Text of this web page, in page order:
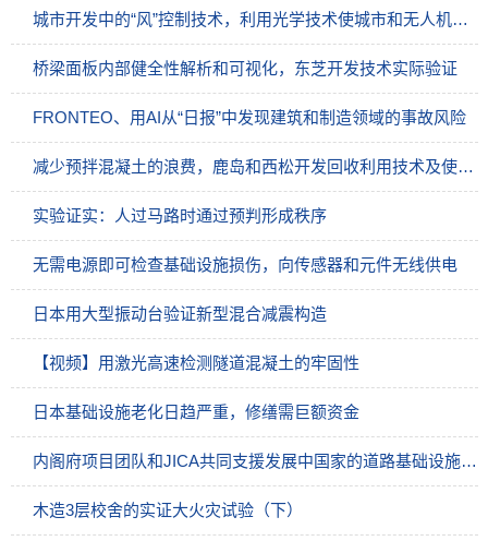
城市开发中的“风”控制技术，利用光学技术使城市和无人机安全运行
桥梁面板内部健全性解析和可视化，东芝开发技术实际验证
FRONTEO、用AI从“日报”中发现建筑和制造领域的事故风险
减少预拌混凝土的浪费，鹿岛和西松开发回收利用技术及使用AI优化订购量
实验证实：人过马路时通过预判形成秩序
无需电源即可检查基础设施损伤，向传感器和元件无线供电
日本用大型振动台验证新型混合减震构造
【视频】用激光高速检测隧道混凝土的牢固性
日本基础设施老化日趋严重，修缮需巨额资金
内阁府项目团队和JICA共同支援发展中国家的道路基础设施维护管理工作
木造3层校舍的实证大火灾试验（下）